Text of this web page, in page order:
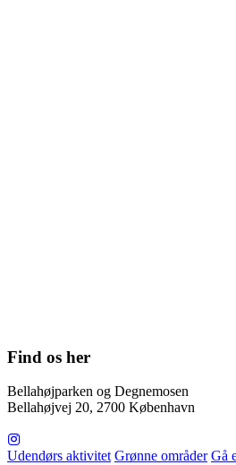
Find os her
Bellahøjparken og Degnemosen
Bellahøjvej 20, 2700 København
Udendørs aktivitet Grønne områder Gå